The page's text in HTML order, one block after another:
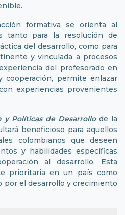
formativa se orienta al
tanto para la resolución de
del desarrollo, como para
y vinculada a procesos
del profesorado en
cooperación, permite enlazar
experiencias provenientes
y Políticas de Desarrollode la
beneficioso para aquellos
colombianos que deseen
y habilidades específicas
al desarrollo. Esta
prioritaria en un país como
por el desarrollo y crecimiento